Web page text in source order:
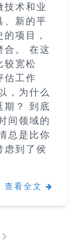
技术和业
、新的平
项目，
合。 在这
较宽松
估工作
，为什么
期？ 到底
间领域的
总是比你
虑到了侯
查看全文